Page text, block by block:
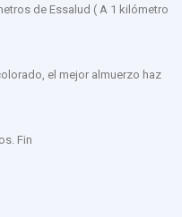
de Essalud ( A 1 kilómetro
el mejor almuerzo haz
Fin